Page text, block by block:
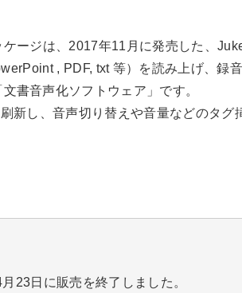
ージは、2017年11月に発売した、
, PDF, txt 等）を読み上げ、録
書音声化ソフトウェア」です。
新し、音声切り替えや音量などのタグ
23日に販売を終了しました。